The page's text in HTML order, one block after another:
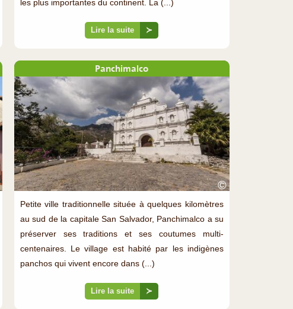
les plus importantes du continent. La (...)
Lire la suite ≻
Panchimalco
©
Petite ville traditionnelle située à quelques kilomètres
au sud de la capitale San Salvador, Panchimalco a su
préserver ses traditions et ses coutumes multi-
centenaires. Le village est habité par les indigènes
panchos qui vivent encore dans (...)
Lire la suite ≻